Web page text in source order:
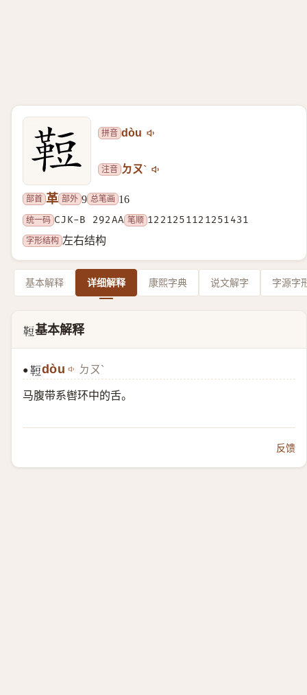
拼音 dòu
注音 ㄉㄡˋ
部首 革 部外 9 总笔画 16
统一码 CJK-B 292AA 笔顺 1221251121251431
字形结构 左右结构
基本解释 详细解释 康熙字典 说文解字 字源字
𩊪基本解释
● 𩊪 dòu ㄉㄡˋ
马腹带系辔环中的舌。
反馈